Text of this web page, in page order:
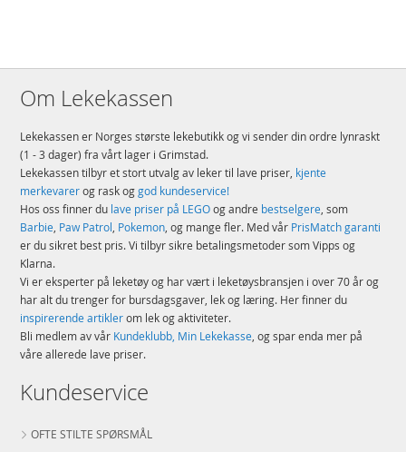
Om Lekekassen
Lekekassen er Norges største lekebutikk og vi sender din ordre lynraskt
(1 - 3 dager) fra vårt lager i Grimstad.
Lekekassen tilbyr et stort utvalg av leker til lave priser, kjente
merkevarerog rask oggod kundeservice!
Hos oss finner du lave priser på LEGOog andre bestselgere, som
Barbie, Paw Patrol, Pokemon, og mange fler. Med vår PrisMatch garanti
er du sikret best pris. Vi tilbyr sikre betalingsmetoder som Vipps og
Klarna.
Vi er eksperter på leketøy og har vært i leketøysbransjen i over 70 år og
har alt du trenger for bursdagsgaver, lek og læring. Her finner du
inspirerende artiklerom lek og aktiviteter.
Bli medlem av vår Kundeklubb, Min Lekekasse, og spar enda mer på
våre allerede lave priser.
Kundeservice
OFTE STILTE SPØRSMÅL